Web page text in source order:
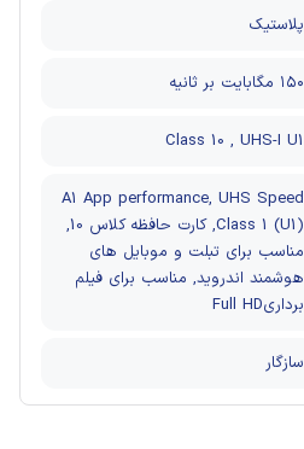
پلاستیک
۱۵۰ مگابایت بر ثانیه
Class 10 , UHS-I U1
A1 App performance, UHS Speed
Class 1 (U1), کارت حافظه کلاس 10,
مناسب برای تبلت و موبایل های
هوشمند اندروید, مناسب برای فیلم
برداریFull HD
سازگار